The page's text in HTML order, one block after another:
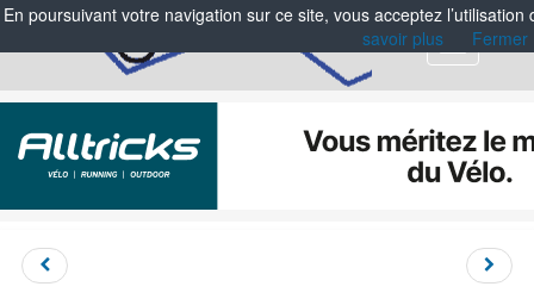
Menu
En poursuivant votre navigation sur ce site, vous acceptez
savoir plus
Fermer